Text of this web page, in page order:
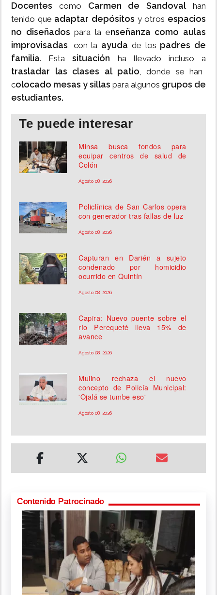
Docentes como Carmen de Sandovalhan
tenido que adaptar depósitos y otros espacios
no diseñados para la enseñanza como aulas
improvisadas, con la ayuda de los padres de
familia. Estasituación ha llevado incluso a
trasladar las clases al patio, donde se han
colocado mesas y sillas para algunos grupos de
estudiantes.
Te puede interesar
Minsa busca fondos para
equipar centros de salud de
Colón
Agosto 08, 2026
Policlínica de San Carlos opera
con generador tras fallas de luz
Agosto 08, 2026
Capturan en Darién a sujeto
condenado por homicidio
ocurrido en Quintín
Agosto 08, 2026
Capira: Nuevo puente sobre el
río Perequeté lleva 15% de
avance
Agosto 08, 2026
Mulino rechaza el nuevo
concepto de Policía Municipal:
'Ojalá se tumbe eso'
Agosto 08, 2026
Contenido Patrocinado